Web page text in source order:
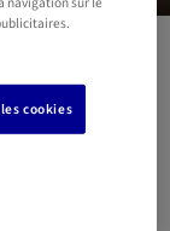
obligatoires
cookies